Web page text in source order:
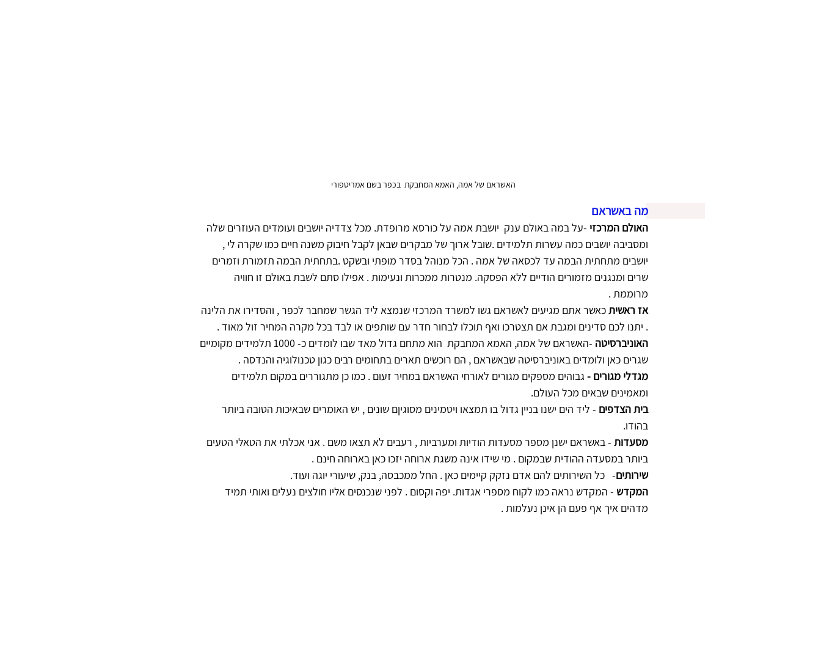
האשראם של אמה, האמא המחבקת  בכפר בשם אמריטפורי
מה באשראם
האולם המרכזי -על במה באולם ענק  יושבת אמה על כורסא מרופדת. מכל צדדיה יושבים ועומדים העוזרים שלה
ומסביבה יושבים כמה עשרות תלמידים .שובל ארוך של מבקרים שבאן לקבל חיבוק משנה חיים כמו שקרה לי ,
יושבים מתחתית הבמה עד לכסאה של אמה . הכל מנוהל בסדר מופתי ובשקט .בתחתית הבמה תזמורת וזמרים
שרים ומנגנים מזמורים הודיים ללא הפסקה. מנטרות ממכרות ונעימות . אפילו סתם לשבת באולם זו חוויה
מרוממת .
אז ראשית כאשר אתם מגיעים לאשראם גשו למשרד המרכזי שנמצא ליד הגשר שמחבר לכפר , והסדירו את הלינה
. יתנו לכם סדינים ומגבת אם תצטרכו ואף תוכלו לבחור חדר עם שותפים או לבד בכל מקרה המחיר זול מאוד .
האוניברסיטה
-האשראם של אמה, האמא המחבקת  הוא מתחם גדול מאד שבו לומדים כ- 1000 תלמידים מקומיים
שגרים כאן ולומדים באוניברסיטה שבאשראם , הם רוכשים תארים בתחומים רבים כגון טכנולוגיה והנדסה .
מגדלי מגורים - גבוהים מספקים מגורים לאורחי האשראם במחיר זעום . כמו כן מתגוררים במקום תלמידים
ומאמינים שבאים מכל העולם.
בית הצדפים - ליד הים ישנו בניין גדול בו תמצאו ויטמינים מסוגיןם שונים , יש האומרים שבאיכות הטובה ביותר
בהודו.
מסעדות - באשראם ישנן מספר מסעדות הודיות ומערביות , רעבים לא תצאו משם . אני אכלתי את הטאלי הטעים
ביותר במסעדה ההודית שבמקום . מי שידו אינה משגת ארוחה יזכו כאן בארוחה חינם .
שירותים-   כל השירותים להם אדם נזקק קיימים כאן . החל ממכבסה, בנק, שיעורי יוגה ועוד.
המקדש - המקדש נראה כמו לקוח מספרי אגדות. יפה וקסום . לפני שנכנסים אליו חולצים נעלים ואותי תמיד
מדהים איך אף פעם הן אינן נעלמות .